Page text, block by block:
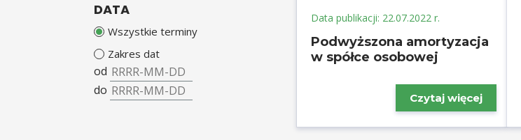
DATA
Wszystkie terminy
Zakres dat
od
do
Data publikacji: 22.07.2022 r.
Podwyższona amortyzacja
w spółce osobowej
Czytaj więcej